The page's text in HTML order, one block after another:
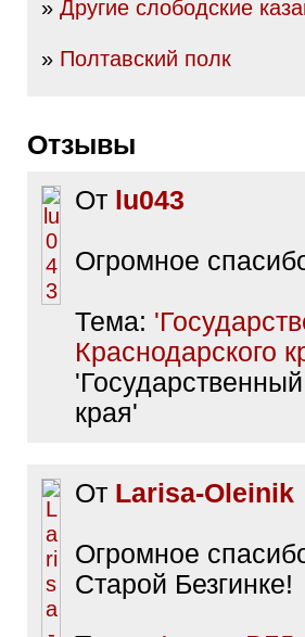
» Другие слободские
» Полтавский полк
Отзывы
От lu043
Огромное
Тема:
Краснодарского
края'
От Larisa-Oleinik
Огромное
Старой Безгинке!